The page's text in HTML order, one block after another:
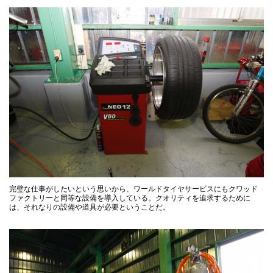
完璧な仕事がしたいという思いから、ワールドタイヤサービスにもクワッド
ファクトリーと同等な設備を導入している。クオリティを追求するために
は、それなりの設備や道具が必要ということだ。